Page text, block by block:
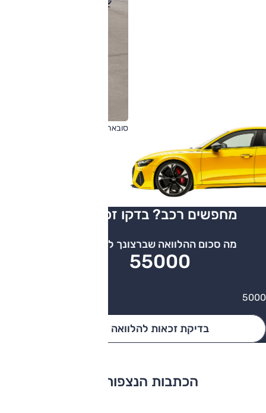
סובארו BRZ החדש | השקה בישראל
מחפשים רכב? בדקו זכאות להלוואה
מה סכום ההלוואה שברצונך לקבל?
55000
5000
בדיקת זכאות להלוואה
הכתבות הנצפות ביותר